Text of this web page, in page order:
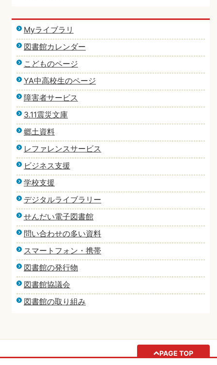
Myライブラリ
図書館カレンダー
こどものページ
YA中高校生のページ
障害者サービス
3.11震災文庫
郷土資料
レファレンスサービス
ビジネス支援
学校支援
デジタルライブラリー
せんだい電子図書館
問い合わせの多い資料
スマートフォン・携帯
図書館の発行物
図書館協議会
図書館の取り組み
PAGE TOP